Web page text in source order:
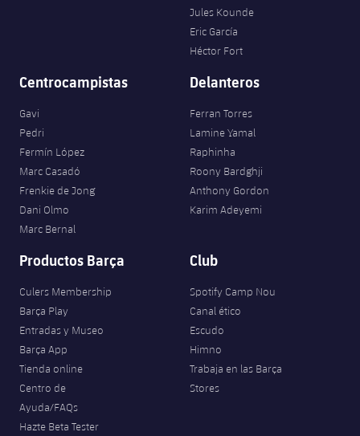
Jules Kounde
Eric García
Héctor Fort
Centrocampistas
Gavi
Pedri
Fermín López
Marc Casadó
Frenkie de Jong
Dani Olmo
Marc Bernal
Delanteros
Ferran Torres
Lamine Yamal
Raphinha
Roony Bardghji
Anthony Gordon
Karim Adeyemi
Productos Barça
Culers Membership
Barça Play
Entradas y Museo
Barça App
Tienda online
Centro de
Ayuda/FAQs
Hazte Beta Tester
Club
Spotify Camp Nou
Canal ético
Escudo
Himno
Trabaja en las Barça
Stores